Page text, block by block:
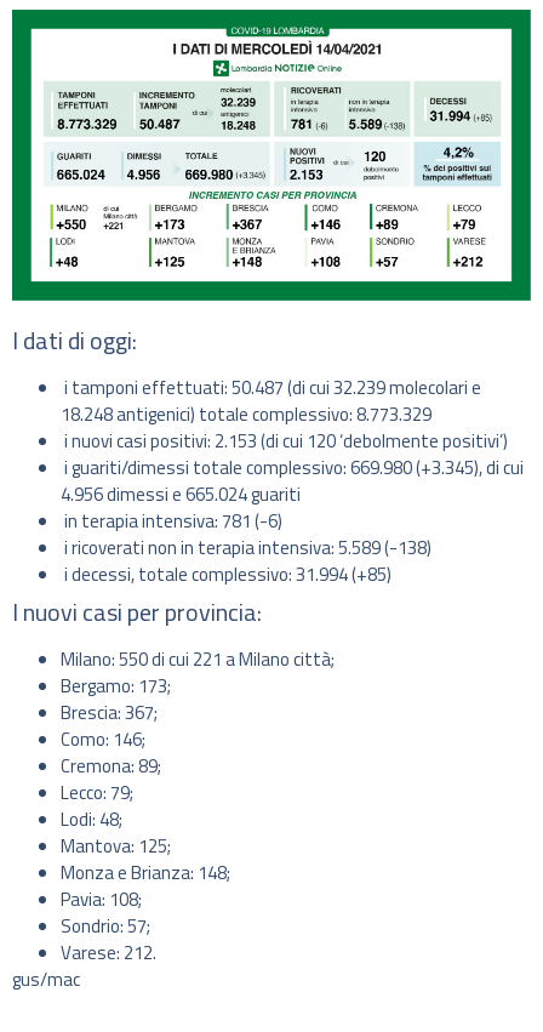
I dati di oggi:
i tamponi effettuati: 50.487 (di cui 32.239 molecolari e
18.248 antigenici) totale complessivo: 8.773.329
i nuovi casi positivi: 2.153 (di cui 120 ‘debolmente positivi’)
i guariti/dimessi totale complessivo: 669.980 (+3.345), di cui
4.956 dimessi e 665.024 guariti
in terapia intensiva: 781 (-6)
i ricoverati non in terapia intensiva: 5.589 (-138)
i decessi, totale complessivo: 31.994 (+85)
I nuovi casi per provincia:
Milano: 550 di cui 221 a Milano città;
Bergamo: 173;
Brescia: 367;
Como: 146;
Cremona: 89;
Lecco: 79;
Lodi: 48;
Mantova: 125;
Monza e Brianza: 148;
Pavia: 108;
Sondrio: 57;
Varese: 212.
gus/mac